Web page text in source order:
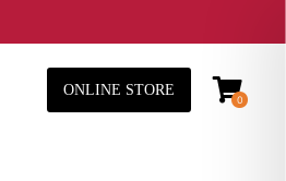
ONLINE STORE
0